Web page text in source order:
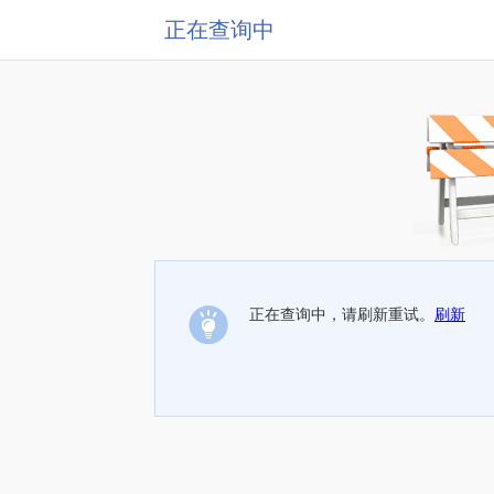
正在查询中
正在查询中，请刷新重试。 刷新